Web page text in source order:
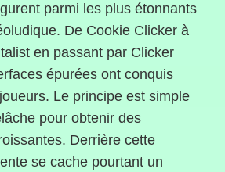
parmi les plus étonnants
De Cookie Clicker à
en passant par Clicker
épurées ont conquis
Le principe est simple
pour obtenir des
Derrière cette
se cache pourtant un